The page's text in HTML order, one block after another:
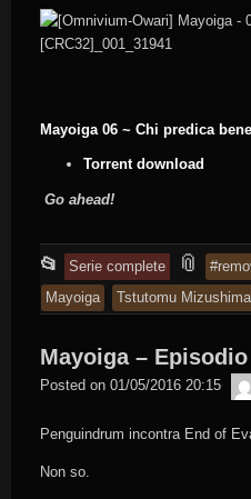
Mayoiga 06 ~ Chi predica
Torrent download
Go ahead!
📂 This
entry
was
posted
in
Serie complete 📎 and
Mayoiga
Tstutomu Mizushima
Mayoiga – Episodio
Posted on 01/05/2016 20:15
Penguindrum incontra End of
Non so.